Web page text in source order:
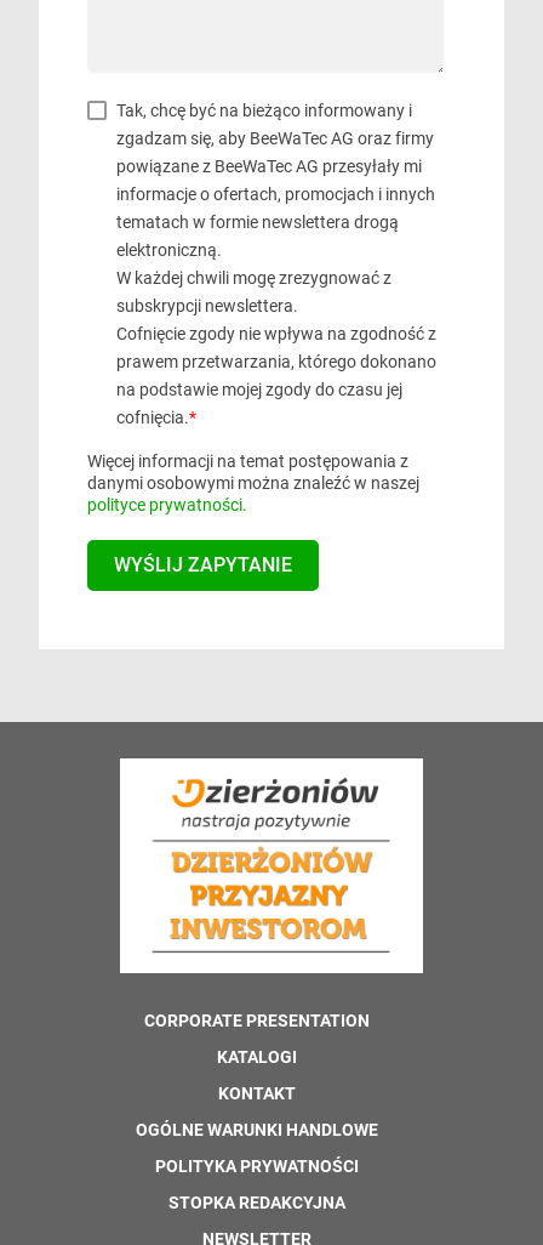
Tak, chcę być na bieżąco informowany i
zgadzam się, aby BeeWaTec AG oraz firmy
powiązane z BeeWaTec AG przesyłały mi
informacje o ofertach, promocjach i innych
tematach w formie newslettera drogą
elektroniczną.
W każdej chwili mogę zrezygnować z
subskrypcji newslettera.
Cofnięcie zgody nie wpływa na zgodność z
prawem przetwarzania, którego dokonano
na podstawie mojej zgody do czasu jej
cofnięcia.*
Więcej informacji na temat postępowania z
danymi osobowymi można znaleźć w naszej
polityce prywatności.
CORPORATE PRESENTATION
KATALOGI
KONTAKT
OGÓLNE WARUNKI HANDLOWE
POLITYKA PRYWATNOŚCI
STOPKA REDAKCYJNA
NEWSLETTER